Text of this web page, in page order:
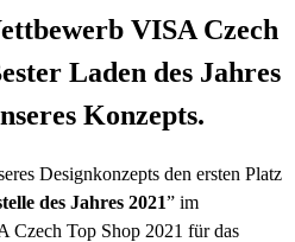
VISA Czech
Laden des Jahres
Konzepts.
Designkonzepts den ersten Platz
des Jahres 2021” im
Czech Top Shop 2021 für das